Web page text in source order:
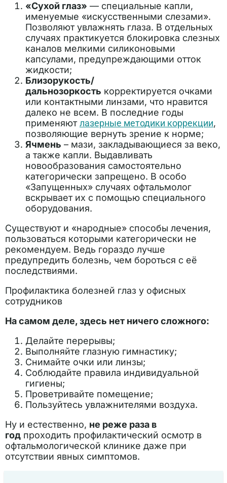
«Сухой глаз» — специальные капли,
именуемые «искусственными слезами».
Позволяют увлажнять глаза. В отдельных
случаях практикуется блокировка слезных
каналов мелкими силиконовыми
капсулами, предупреждающими отток
жидкости;
Близорукость/
дальнозоркость корректируется очками
или контактными линзами, что нравится
далеко не всем. В последние годы
применяютлазерные методики коррекции,
позволяющие вернуть зрение к норме;
Ячмень – мази, закладывающиеся за веко,
а также капли. Выдавливать
новообразования самостоятельно
категорически запрещено. В особо
«Запущенных» случаях офтальмолог
вскрывает их с помощью специального
оборудования.
Существуют и «народные» способы лечения,
пользоваться которыми категорически не
рекомендуем. Ведь гораздо лучше
предупредить болезнь, чем бороться с её
последствиями.
Профилактика болезней глаз у офисных
сотрудников
На самом деле, здесь нет ничего сложного:
Делайте перерывы;
Выполняйте глазную гимнастику;
Снимайте очки или линзы;
Соблюдайте правила индивидуальной
гигиены;
Проветривайте помещение;
Пользуйтесь увлажнителями воздуха.
Ну и естественно, не реже раза в
год проходить профилактический осмотр в
офтальмологической клинике даже при
отсутствии явных симптомов.